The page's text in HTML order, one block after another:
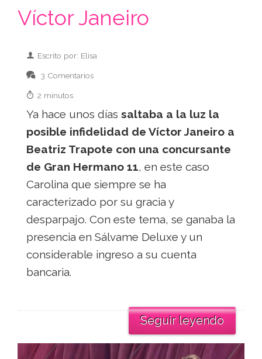
Víctor Janeiro
Escrito por: Elisa
3 Comentarios
2 minutos
Ya hace unos días saltaba a la luz la
posible infidelidad de Víctor Janeiro a
Beatriz Trapote con una concursante
de Gran Hermano 11, en este caso
Carolina que siempre se ha
caracterizado por su gracia y
desparpajo. Con este tema, se ganaba la
presencia en Sálvame Deluxe y un
considerable ingreso a su cuenta
bancaria.
Seguir leyendo